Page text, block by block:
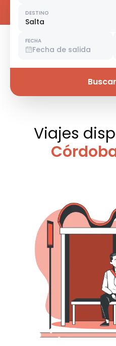
DESTINO
Salta
FECHA
Fecha de salida
Viajes